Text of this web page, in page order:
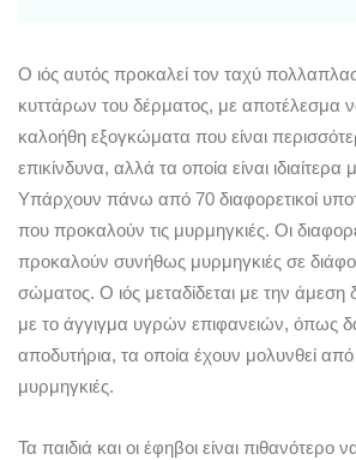
Ο ιός αυτός προκαλεί τον ταχύ
κυττάρων του δέρματος, με αποτέλεσμα
καλοήθη εξογκώματα που είναι
επικίνδυνα, αλλά τα οποία είναι ιδιαίτερα
Υπάρχουν πάνω από 70 διαφορετικοί
που προκαλούν τις μυρμηγκιές. Οι
προκαλούν συνήθως μυρμηγκιές σε
σώματος. Ο ιός μεταδίδεται με την άμεση
με το άγγιγμα υγρών επιφανειών, όπως
αποδυτήρια, τα οποία έχουν μολυνθεί
μυρμηγκιές.
Τα παιδιά και οι έφηβοι είναι πιθανότερο